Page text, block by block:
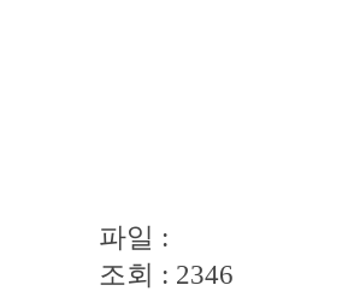
파일 :
조회 : 2346